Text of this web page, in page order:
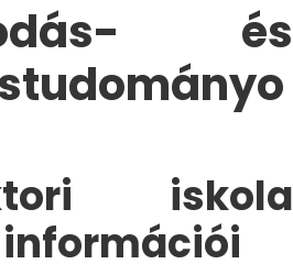
és
iskola